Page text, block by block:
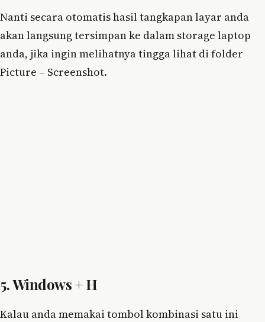
Nanti secara otomatis hasil tangkapan layar anda
akan langsung tersimpan ke dalam storage laptop
anda, jika ingin melihatnya tingga lihat di folder
Picture – Screenshot.
5. Windows + H
Kalau anda memakai tombol kombinasi satu ini